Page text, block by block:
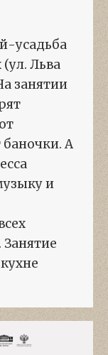
усадьба
Льва
занятии
баночки. А
и